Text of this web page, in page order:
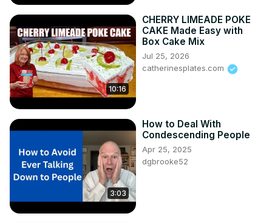
10:16
CHERRY LIMEADE POKE
CAKE Made Easy with
Box Cake Mix
Jul 25, 2026
catherinesplates.com
3:03
How to Deal With
Condescending People
Apr 25, 2025
dgbrooke52